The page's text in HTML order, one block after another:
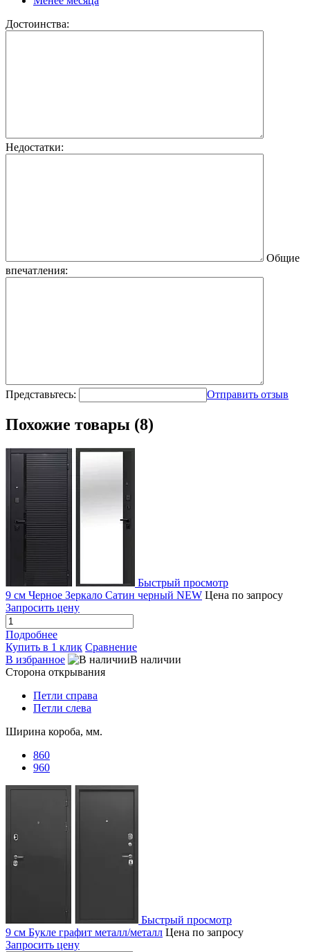
Достоинства:
Недостатки:
Общие
впечатления:
Представьтесь: Отправить отзыв
Похожие товары (8)
Быстрый просмотр
9 см Черное Зеркало Сатин черный NEW Цена по запросу
Запросить цену
Подробнее
Купить в 1 клик Сравнение
В избранное
В наличии
Сторона открывания
Петли справа
Петли слева
Ширина короба, мм.
860
960
Быстрый просмотр
9 см Букле графит металл/металл Цена по запросу
Запросить цену